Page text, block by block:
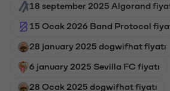
18 september 2025 Algorand
15 Ocak 2026 Band Protocol
28 january 2025 dogwifhat fiyatı
6 january 2025 Sevilla FC fiyatı
28 Ocak 2025 dogwifhat fiyatı